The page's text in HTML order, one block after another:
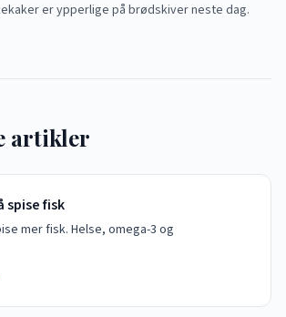
er ypperlige på brødskiver neste dag.
artikler
spise fisk
mer fisk. Helse, omega-3 og